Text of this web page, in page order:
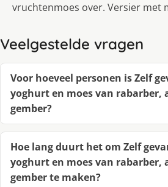
vruchtenmoes over. Versier met
Veelgestelde vragen
Voor hoeveel personen is Zelf
yoghurt en moes van rabarber,
gember?
Hoe lang duurt het om Zelf
yoghurt en moes van rabarber,
gember te maken?